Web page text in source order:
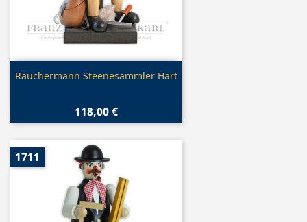
Vorschau
Räuchermann Steenesammler Hart
118,00 €
1711